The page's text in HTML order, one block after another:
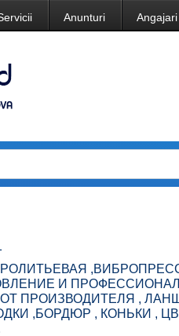
Anunturi Angajari
И
ПРОИЗВОДИТЕЛЯ ,
,БОРДЮР , КОНЬКИ ,